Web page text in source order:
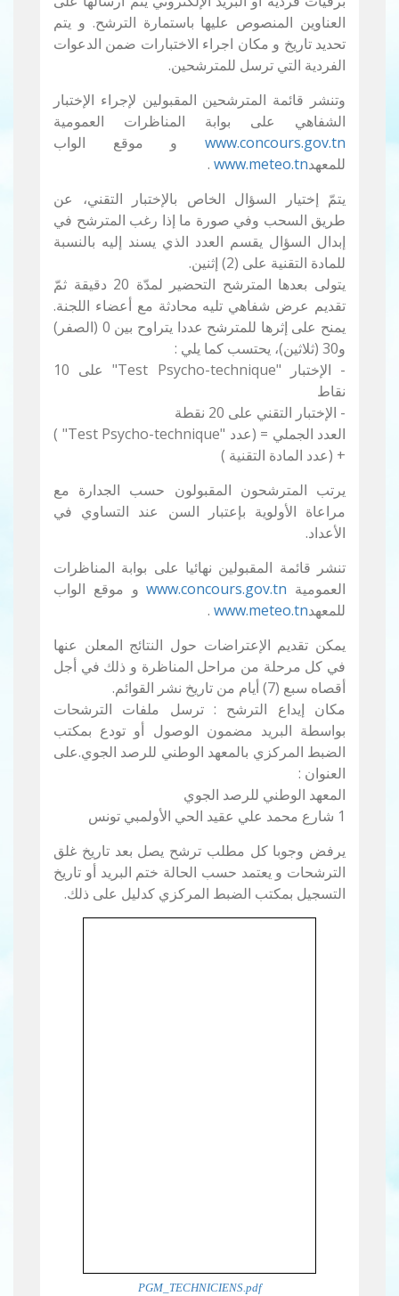
العناوين المنصوص عليها باستمارة الترشح. و يتم
تحديد تاريخ و مكان اجراء الاختبارات ضمن الدعوات
الفردية التي ترسل للمترشحين.
وتنشر قائمة المترشحين المقبولين لإجراء الإختبار
الشفاهي على بوابة المناظرات العمومية
www.concours.gov.tn و موقع الواب
للمعهدwww.meteo.tn
.
يتمّ إختيار السؤال الخاص بالإختبار التقني، عن
طريق السحب وفي صورة ما إذا رغب المترشح في
إبدال السؤال يقسم العدد الذي يسند إليه بالنسبة
للمادة التقنية على (2) إثنين.
يتولى بعدها المترشح التحضير لمدّة 20 دقيقة ثمّ
تقديم عرض شفاهي تليه محادثة مع أعضاء اللجنة.
يمنح على إثرها للمترشح عددا يتراوح بين 0 (الصفر)
و30 (ثلاثين)، يحتسب كما يلي :
- الإختبار "Test Psycho-technique" على 10
نقاط
- الإختبار التقني على 20 نقطة
العدد الجملي = (عدد "Test Psycho-technique" )
+ (عدد المادة التقنية )
يرتب المترشحون المقبولون حسب الجدارة مع
مراعاة الأولوية بإعتبار السن عند التساوي في
الأعداد.
تنشر قائمة المقبولين نهائيا على بوابة المناظرات
العمومية www.concours.gov.tnو موقع الواب
للمعهدwww.meteo.tn
.
يمكن تقديم الإعتراضات حول النتائج المعلن عنها
في كل مرحلة من مراحل المناظرة و ذلك في أجل
أقصاه سبع (7) أيام من تاريخ نشر القوائم.
مكان إيداع الترشح : ترسل ملفات الترشحات
بواسطة البريد مضمون الوصول أو تودع بمكتب
الضبط المركزي بالمعهد الوطني للرصد الجوي.على
العنوان :
المعهد الوطني للرصد الجوي
1 شارع محمد علي عقيد الحي الأولمبي تونس
يرفض وجوبا كل مطلب ترشح يصل بعد تاريخ غلق
الترشحات و يعتمد حسب الحالة ختم البريد أو تاريخ
التسجيل بمكتب الضبط المركزي كدليل على ذلك.
PGM_TECHNICIENS.pdf